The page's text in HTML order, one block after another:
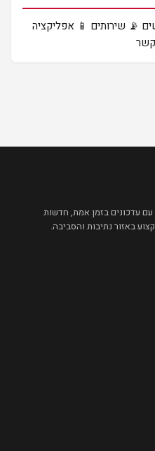
📡 שירותים 📱 אפליקציה
עדכונים בזמן אמת, חדשות
באזור נתיבות והסביבה.